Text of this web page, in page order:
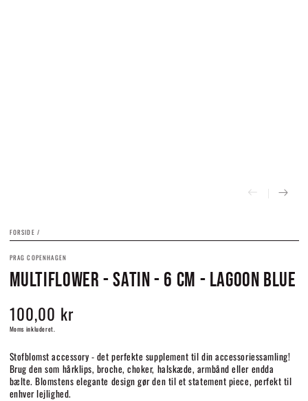
FORSIDE /
PRAG COPENHAGEN
MULTIFLOWER - SATIN - 6 CM - LAGOON BLUE
Normalpris
100,00 kr
Moms inkluderet.
Stofblomst accessory - det perfekte supplement til din accessoriessamling!
Brug den som hårklips, broche, choker, halskæde, armbånd eller endda
bælte. Blomstens elegante design gør den til et statement piece, perfekt til
enhver lejlighed.